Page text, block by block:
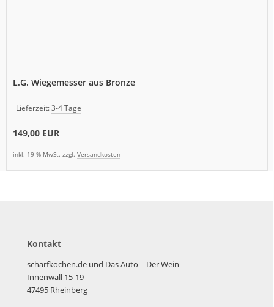
L.G. Wiegemesser aus Bronze
Lieferzeit:3-4 Tage
149,00 EUR
inkl. 19 % MwSt. zzgl. Versandkosten
Kontakt
scharfkochen.de und Das Auto – Der Wein
Innenwall 15-19
47495 Rheinberg